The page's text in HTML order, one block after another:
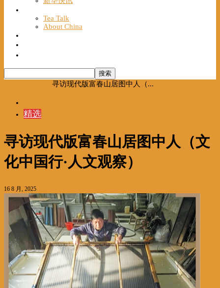
Tea Talk
About China
寻访现代版富春山居图中人（...
精选
寻访现代版富春山居图中人（文
化中国行·人文观察）
16 8 月, 2025